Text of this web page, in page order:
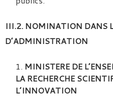
III.2. NOMINATION DANS
D’ADMINISTRATION
MINISTERE DE
LA RECHERCHE
L’INNOVATION